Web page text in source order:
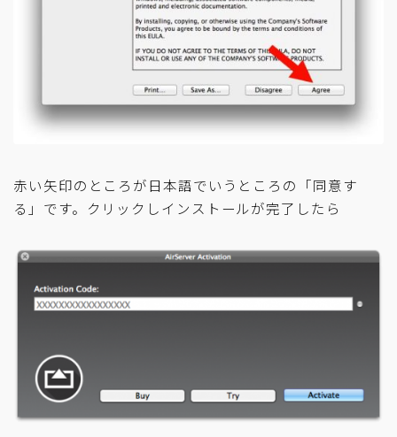
赤い矢印のところが日本語でいうところの「同意す
る」です。クリックしインストールが完了したら